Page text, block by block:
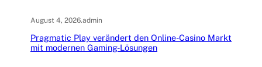
August 4, 2026.admin
Pragmatic Play verändert den Online-Casino Markt
mit modernen Gaming-Lösungen